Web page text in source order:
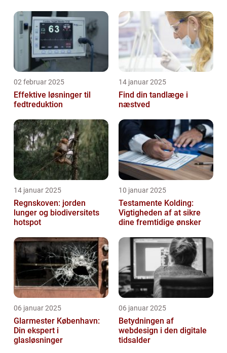
02 februar 2025
Effektive løsninger til
fedtreduktion
14 januar 2025
Find din tandlæge i
næstved
14 januar 2025
Regnskoven: jorden
lunger og biodiversitets
hotspot
10 januar 2025
Testamente Kolding:
Vigtigheden af at sikre
dine fremtidige ønsker
06 januar 2025
Glarmester København:
Din ekspert i
glasløsninger
06 januar 2025
Betydningen af
webdesign i den digitale
tidsalder